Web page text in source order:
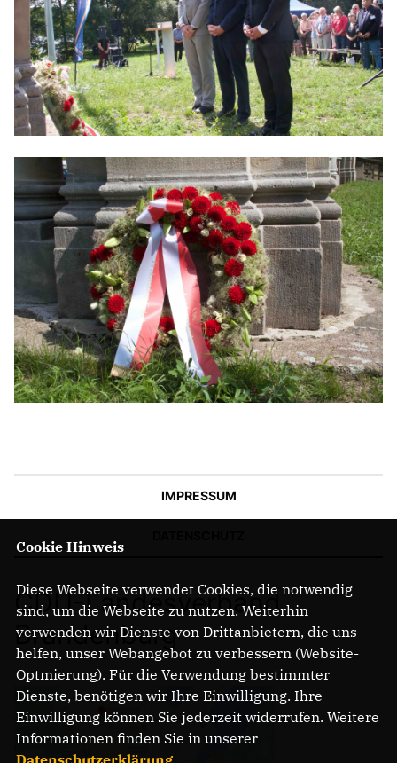
IMPRESSUM
CDU-Landesverband
Brandenburg
Cookie Hinweis
Diese Webseite verwendet Cookies, die notwendig
sind, um die Webseite zu nutzen. Weiterhin
verwenden wir Dienste von Drittanbietern, die uns
helfen, unser Webangebot zu verbessern (Website-
Optmierung). Für die Verwendung bestimmter
Dienste, benötigen wir Ihre Einwilligung. Ihre
Einwilligung können Sie jederzeit widerrufen. Weitere
Informationen finden Sie in unserer
Datenschutzerklärung.